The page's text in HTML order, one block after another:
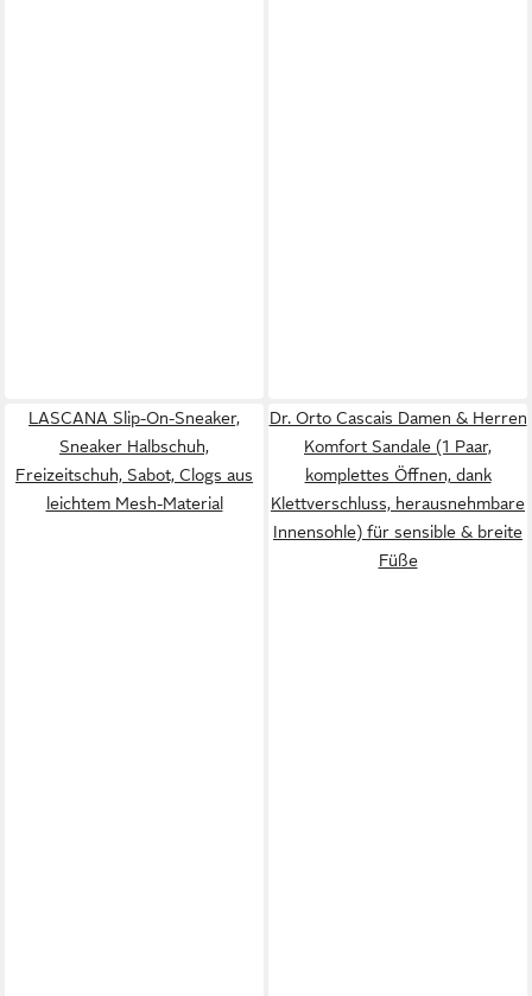
LASCANA Slip-On-Sneaker,
Sneaker Halbschuh,
Freizeitschuh, Sabot, Clogs aus
leichtem Mesh-Material
Dr. Orto Cascais Damen & Herren
Komfort Sandale (1 Paar,
komplettes Öffnen, dank
Klettverschluss, herausnehmbare
Innensohle) für sensible & breite
Füße